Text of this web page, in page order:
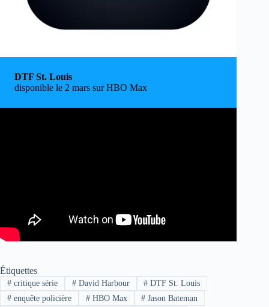
DTF St. Louis
disponible le 2 mars sur HBO Max
Étiquettes
#critique série #David Harbour # DTF St. Louis
#enquête policière #HBO Max # Jason Bateman